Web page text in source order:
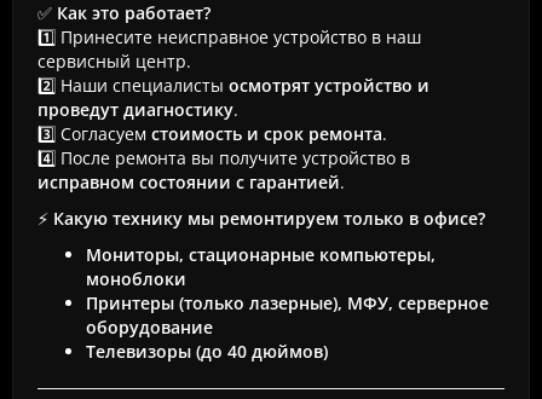
✅ Как это работает?
1️⃣ Принесите неисправное устройство в наш
сервисный центр.
2️⃣ Наши специалисты осмотрят устройство и
проведут диагностику.
3️⃣ Согласуем стоимость и срок ремонта.
4️⃣ После ремонта вы получите устройство в
исправном состоянии с гарантией.
⚡ Какую технику мы ремонтируем только в офисе?
Мониторы, стационарные компьютеры,
моноблоки
Принтеры (только лазерные), МФУ, серверное
оборудование
Телевизоры (до 40 дюймов)